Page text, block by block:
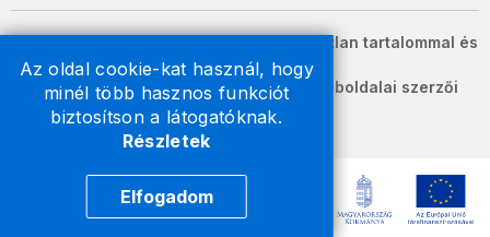
Az oldal cookie-kat használ, hogy
minél több hasznos funkciót
biztosítson a látogatóknak.
Részletek
Elfogadom
A honlapon szereplő információk változatlan tartalommal és
formában szabadon terjeszthetők.
2026 © A Nemzeti Adó- és Vámhivatal weboldalai szerzői
jogvédelem alatt állnak.